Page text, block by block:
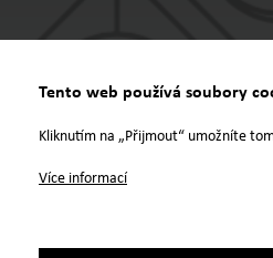
Tento web používá soubory
Kliknutím na „Přijmout“ umožníte
Více informací